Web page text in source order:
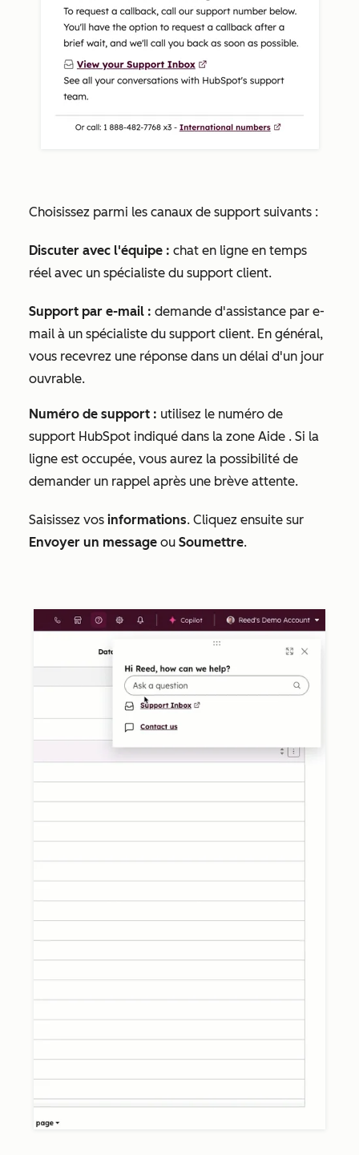
Choisissez parmi les canaux de support suivants :
Discuter avec l'équipe : chat en ligne en temps
réel avec un spécialiste du support client.
Support par e-mail : demande d'assistance par e-
mail à un spécialiste du support client. En général,
vous recevrez une réponse dans un délai d'un jour
ouvrable.
Numéro de support : utilisez le numéro de
support HubSpot indiqué dans la zone Aide . Si la
ligne est occupée, vous aurez la possibilité de
demander un rappel après une brève attente.
Saisissez vos informations. Cliquez ensuite sur
Envoyer un message ou Soumettre.